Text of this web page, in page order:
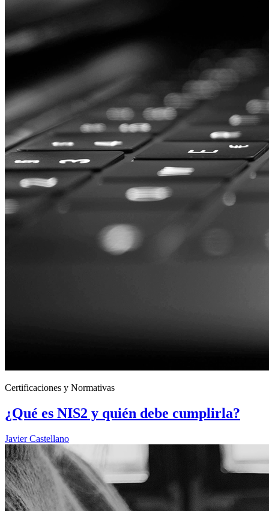
Certificaciones y Normativas
¿Qué es NIS2 y quién debe cumplirla?
Javier Castellano